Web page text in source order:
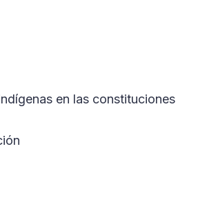
en las constituciones